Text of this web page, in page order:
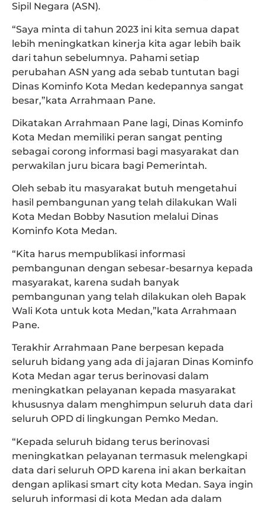
Sipil Negara (ASN).
“Saya minta di tahun 2023 ini kita semua dapat
lebih meningkatkan kinerja kita agar lebih baik
dari tahun sebelumnya. Pahami setiap
perubahan ASN yang ada sebab tuntutan bagi
Dinas Kominfo Kota Medan kedepannya sangat
besar,”kata Arrahmaan Pane.
Dikatakan Arrahmaan Pane lagi, Dinas Kominfo
Kota Medan memiliki peran sangat penting
sebagai corong informasi bagi masyarakat dan
perwakilan juru bicara bagi Pemerintah.
Oleh sebab itu masyarakat butuh mengetahui
hasil pembangunan yang telah dilakukan Wali
Kota Medan Bobby Nasution melalui Dinas
Kominfo Kota Medan.
“Kita harus mempublikasi informasi
pembangunan dengan sebesar-besarnya kepada
masyarakat, karena sudah banyak
pembangunan yang telah dilakukan oleh Bapak
Wali Kota untuk kota Medan,”kata Arrahmaan
Pane.
Terakhir Arrahmaan Pane berpesan kepada
seluruh bidang yang ada di jajaran Dinas Kominfo
Kota Medan agar terus berinovasi dalam
meningkatkan pelayanan kepada masyarakat
khususnya dalam menghimpun seluruh data dari
seluruh OPD di lingkungan Pemko Medan.
“Kepada seluruh bidang terus berinovasi
meningkatkan pelayanan termasuk melengkapi
data dari seluruh OPD karena ini akan berkaitan
dengan aplikasi smart city kota Medan. Saya ingin
seluruh informasi di kota Medan ada dalam